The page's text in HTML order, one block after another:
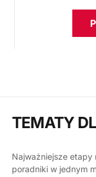
TEMATY
Najważniejsze etapy
poradniki w jednym